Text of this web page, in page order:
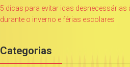
5 dicas para evitar idas
durante o inverno e férias escolares
Categorias